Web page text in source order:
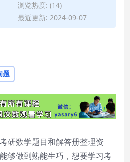
浏览热度: (14)
最近更新: 2024-09-07
题
研数学题目和解答册整理资
够做到熟能生巧，想要学习考